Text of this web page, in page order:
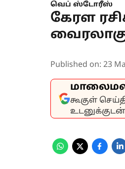
வெப் ஸ்டோரீஸ்
கேரள
Published on: 23
கூகுள்